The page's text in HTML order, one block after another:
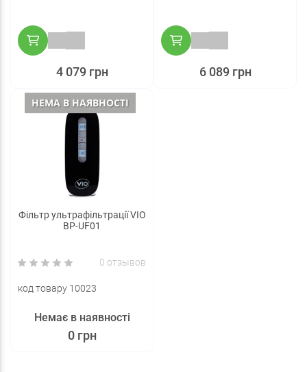
4 079 грн 6 089 грн
НЕМА В НАЯВНОСТІ
Фільтр ультрафільтрації VIO
BP-UF01
0 отзывов
код товару 10023
0 грн
Немає в наявності